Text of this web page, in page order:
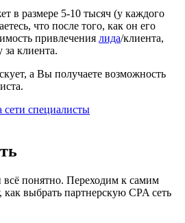
в размере 5-10 тысяч (у каждого
что после того, как он его
привлечения лида/клиента,
клиента.
а Вы получаете возможность
понятно. Переходим к самим
как выбрать партнерскую CPA сеть